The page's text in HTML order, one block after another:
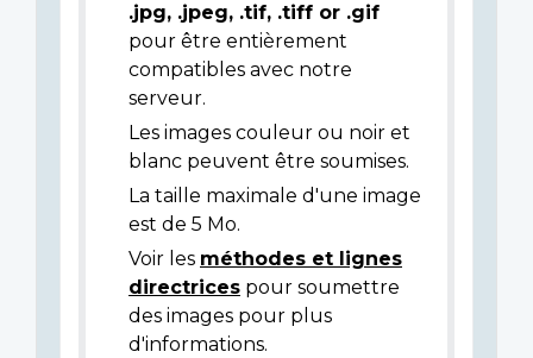
.jpg, .jpeg, .tif, .tiff or .gif
pour être entièrement
compatibles avec notre
serveur.
Les images couleur ou noir et
blanc peuvent être soumises.
La taille maximale d'une image
est de 5 Mo.
Voir les méthodes et lignes
directrices pour soumettre
des images pour plus
d'informations.